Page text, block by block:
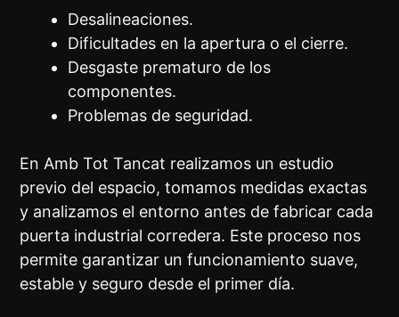
Desalineaciones.
Dificultades en la apertura o el cierre.
Desgaste prematuro de los
componentes.
Problemas de seguridad.
En Amb Tot Tancat realizamos un estudio
previo del espacio, tomamos medidas exactas
y analizamos el entorno antes de fabricar cada
puerta industrial corredera. Este proceso nos
permite garantizar un funcionamiento suave,
estable y seguro desde el primer día.